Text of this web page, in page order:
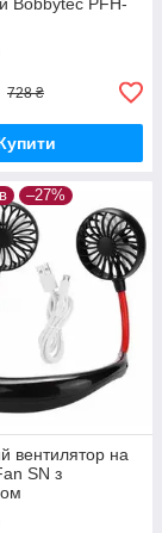
Bobbytec PFH-
728 ₴
–27%
вентилятор на
SN з